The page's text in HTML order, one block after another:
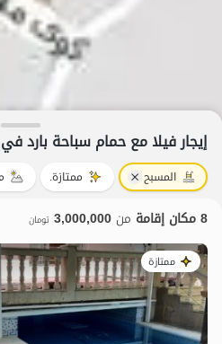
إيجار فيلا مع حمام سباحة بارد
المسبح ممتازة.
8 مكان إقامة من 3,000,000 تومان
ممتازة